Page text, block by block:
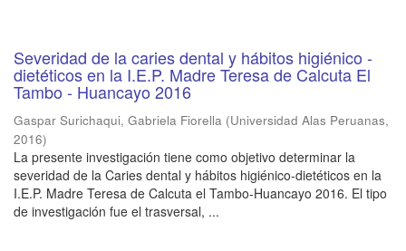
Severidad de la caries dental y hábitos higiénico -
dietéticos en la I.E.P. Madre Teresa de Calcuta El
Tambo - Huancayo 2016
Gaspar Surichaqui, Gabriela Fiorella (Universidad Alas Peruanas,
2016)
La presente investigación tiene como objetivo determinar la
severidad de la Caries dental y hábitos higiénico-dietéticos en la
I.E.P. Madre Teresa de Calcuta el Tambo-Huancayo 2016. El tipo
de investigación fue el trasversal, ...